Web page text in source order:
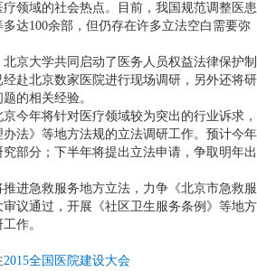
疗领域的社会热点。目前，我国规范调整医患
多达100余部，但仍存在许多立法空白需要弥
京大学共同启动了医务人员权益法律保护制
赴北京数家医院进行现场调研，另外还将研
的相关经验。
今年将针对医疗领域较为突出的行业诉求，
法》等地方法规的立法调研工作。预计今年
部分；下半年将提出立法申请，争取明年出
进急救服务地方立法，力争《北京市急救服
议通过，开展《社区卫生服务条例》等地方
作。
2015全国医院建设大会